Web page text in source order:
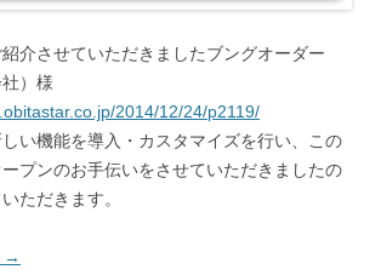
介させていただきましたブングオーダー
社）様
2014/12/24/p2119/
い機能を導入・カスタマイズを行い、この
プンのお手伝いをさせていただきましたの
ただきます。
→